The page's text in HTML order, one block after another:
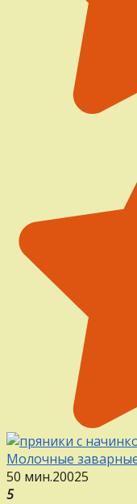
Молочные
50 мин.20025
5